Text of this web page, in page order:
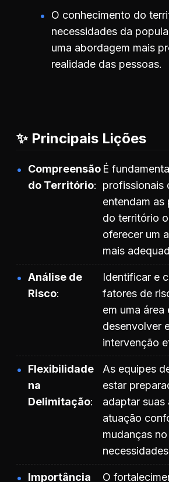
O conhecimento do
necessidades da
uma abordagem mais
realidade das pessoas.
✨ Principais Lições
Compreensão
do Território
É
profissionais
entendam as
do território
oferecer um
mais
Análise de
Risco
Identificar e
fatores de
em uma área
desenvolver
intervenção
Flexibilidade
na
Delimitação
As equipes
estar
adaptar suas
atuação
mudanças
Importância
O